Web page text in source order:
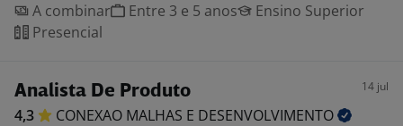
A combinar
Entre 3 e 5 anos
Ensino Superior
Presencial
Analista De Produto 14 jul
4,3 CONEXAO MALHAS E DESENVOLVIMENTO